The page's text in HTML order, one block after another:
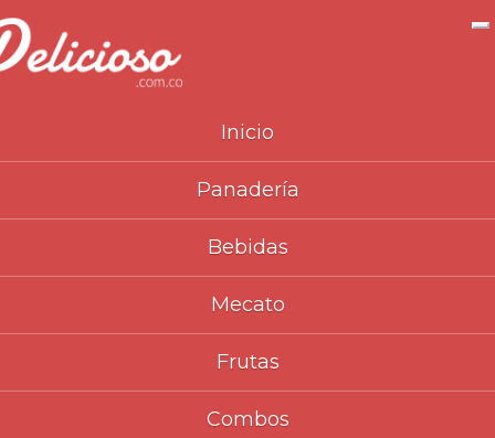
Inicio
Panadería
Bebidas
Mecato
Frutas
Combos